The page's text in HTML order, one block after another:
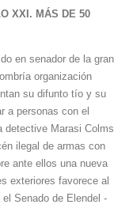
XXI. MÁS DE 50
en senador de la gran
organización
su difunto tío y su
a personas con el
detective Marasi Colms
ilegal de armas con
ante ellos una nueva
exteriores favorece al
Senado de Elendel -